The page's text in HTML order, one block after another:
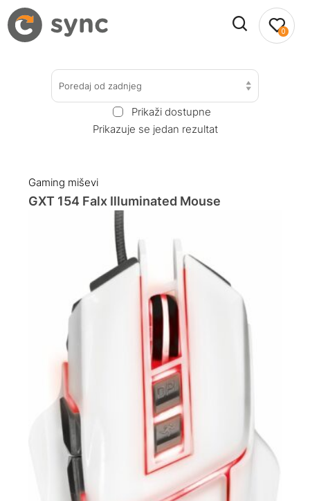
0
Poredaj od zadnjeg
Prikaži dostupne
Prikazuje se jedan rezultat
Gaming miševi
GXT 154 Falx Illuminated Mouse